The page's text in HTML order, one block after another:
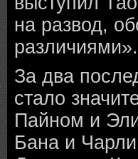
на развод,
различиями».
За два
стало
Пайном и
Бана и